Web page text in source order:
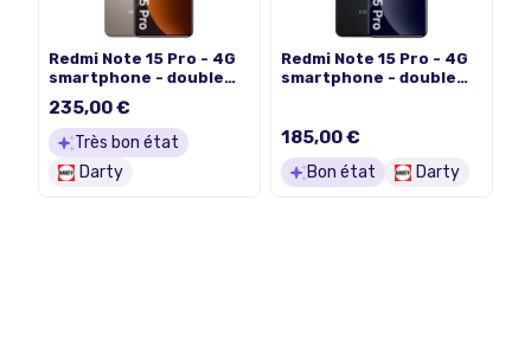
Redmi Note 15 Pro - 4G
smartphone - double
SIM - RAM 8 Go /
Mémoire interne 256 Go
- microSD slot - écran
OLED - 6.77" - 2392 x
1080 pixels (120 Hz)
235,00 €
Très bon état
Darty
Redmi Note 15 Pro - 4G
smartphone - double
- microSD slot - écran
OLED - 6.77" - 2392 x
1080 pixels (120 Hz)
185,00 €
Bon état Darty